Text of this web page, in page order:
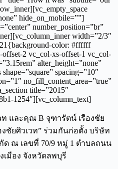
hide_on_mobile=””]
number_position=”br”
width=”2/3″
color: #ffffff
2 vc_col-xs-offset-1 vc_col-
alter_height=”none”
spacing=”10″
no_fill_content_area=”true”
title=”2015″
1254″][vc_column_text]
และคุณ B จุฑารัตน์ เรืองชัย
ชัยศิวเวท” ร่วมกันก่อตั้ง บริษัท
กัด ณ เลขที่ 70/9 หมู่ 1 ตำบลถนน
เมือง จังหวัดลพบุรี